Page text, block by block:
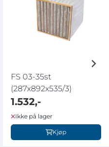
FS 03-35st
(287x892x535/3)
1.532,-
Ikke på lager
Kjøp